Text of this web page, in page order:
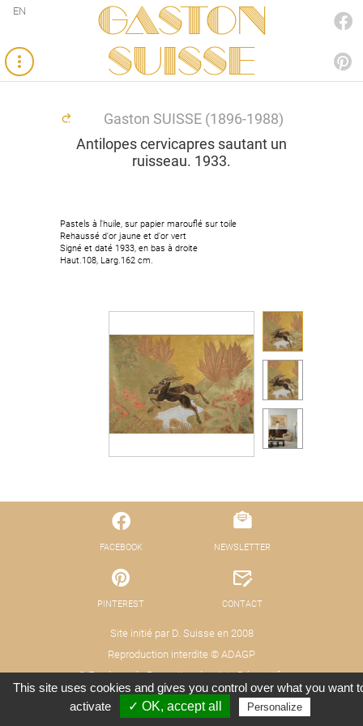
Gaston
SUISSE
EN
Gaston SUISSE (1896-1988)
Antilopes cervicapres sautant un
ruisseau. 1933.
Pastels à l'huile, sur papier marouflé sur toile
Rehaussé d'or jaune et d'or vert
Signé et daté 1933, en bas à droite
Haut.108, Larg.162 cm.
FACEBOOK
PINTEREST
Site initié par D. Suisse en 2008
Reproduction interdite © ADAGP
© Fond pour la Promotion des Arts Décoratifs
NEWSLETTER
CONTACT
Mentions légales - Protection des données Crédits : Xooloop Studio
This site uses cookies and gives you control over what you want
activate
✓ OK, accept all Personalize